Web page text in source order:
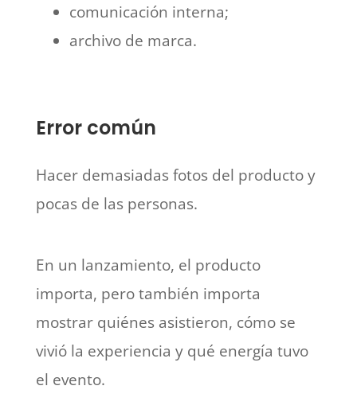
comunicación interna;
archivo de marca.
Error común
Hacer demasiadas fotos del producto y
pocas de las personas.
En un lanzamiento, el producto
importa, pero también importa
mostrar quiénes asistieron, cómo se
vivió la experiencia y qué energía tuvo
el evento.